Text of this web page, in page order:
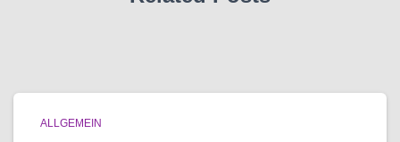
ALLGEMEIN